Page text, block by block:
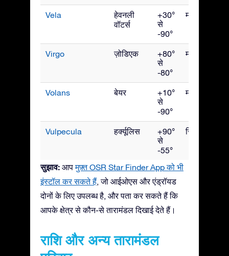
Vela
हेवनली
वॉटर्स
+30°
से
-90°
मार्च
Virgo ज़ोडिएक
+80°
से
-80°
मई
Volans बेयर
+10°
से
-90°
मार्च
Vulpecula हर्क्यूलिस
+90°
से
-55°
सितंबर
सुझाव: आपमुफ़्त OSR Star Finder App को भी
इंस्टॉल कर सकते हैं, जो आईओएस और एंड्रॉयड
दोनों के लिए उपलब्ध है, और पता कर सकते हैं कि
आपके क्षेत्र से कौन-से तारामंडल दिखाई देते हैं।
राशि और अन्य तारामंडल